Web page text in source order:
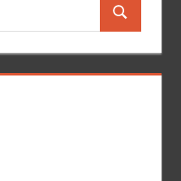
B
s